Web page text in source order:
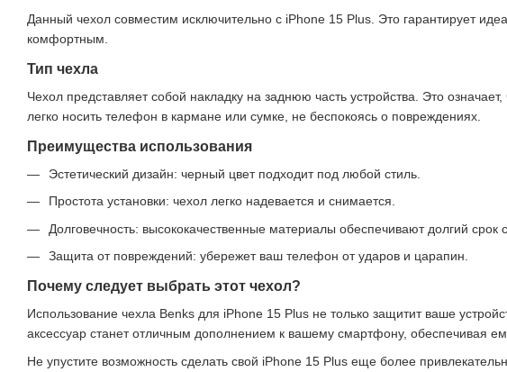
Данный чехол совместим исключительно с iPhone 15 Plus. Это гарантирует
комфортным.
Тип чехла
Чехол представляет собой накладку на заднюю часть устройства. Это
легко носить телефон в кармане или сумке, не беспокоясь о повреждениях.
Преимущества использования
Эстетический дизайн: черный цвет подходит под любой стиль.
Простота установки: чехол легко надевается и снимается.
Долговечность: высококачественные материалы обеспечивают долгий срок
Защита от повреждений: убережет ваш телефон от ударов и царапин.
Почему следует выбрать этот чехол?
Использование чехла Benks для iPhone 15 Plus не только защитит ваше
аксессуар станет отличным дополнением к вашему смартфону, обеспечивая
Не упустите возможность сделать свой iPhone 15 Plus еще более